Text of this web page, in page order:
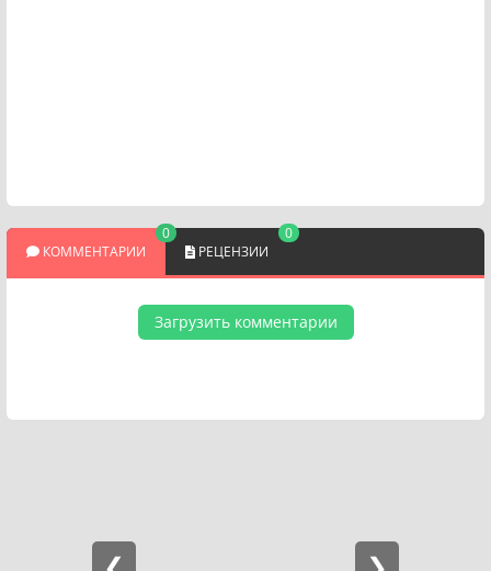
КОММЕНТАРИИ
0
РЕЦЕНЗИИ
0
Загрузить комментарии